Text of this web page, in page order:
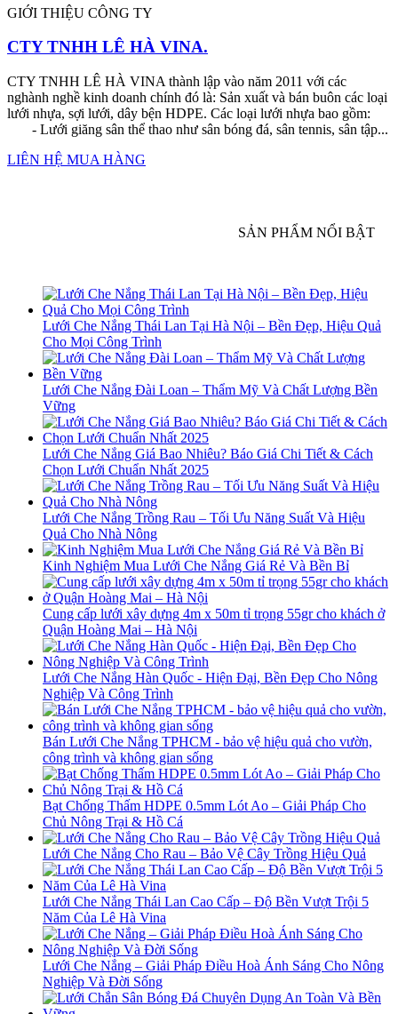
GIỚI THIỆU CÔNG TY
CTY TNHH LÊ HÀ VINA.
CTY TNHH LÊ HÀ VINA thành lập vào năm 2011 với các
nghành nghề kinh doanh chính đó là: Sản xuất và bán buôn các loại
lưới nhựa, sợi lưới, dây bện HDPE. Các loại lưới nhựa bao gồm:
- Lưới giăng sân thể thao như sân bóng đá, sân tennis, sân tập...
LIÊN HỆ MUA HÀNG
SẢN PHẨM NỔI BẬT
Lưới Che Nắng Thái Lan Tại Hà Nội – Bền Đẹp, Hiệu Quả
Cho Mọi Công Trình
Lưới Che Nắng Đài Loan – Thẩm Mỹ Và Chất Lượng Bền
Vững
Lưới Che Nắng Giá Bao Nhiêu? Báo Giá Chi Tiết & Cách
Chọn Lưới Chuẩn Nhất 2025
Lưới Che Nắng Trồng Rau – Tối Ưu Năng Suất Và Hiệu
Quả Cho Nhà Nông
Kinh Nghiệm Mua Lưới Che Nắng Giá Rẻ Và Bền Bỉ
Cung cấp lưới xây dựng 4m x 50m tỉ trọng 55gr cho khách ở
Quận Hoàng Mai – Hà Nội
Lưới Che Nắng Hàn Quốc - Hiện Đại, Bền Đẹp Cho Nông
Nghiệp Và Công Trình
Bán Lưới Che Nắng TPHCM - bảo vệ hiệu quả cho vườn,
công trình và không gian sống
Bạt Chống Thấm HDPE 0.5mm Lót Ao – Giải Pháp Cho
Chủ Nông Trại & Hồ Cá
Lưới Che Nắng Cho Rau – Bảo Vệ Cây Trồng Hiệu Quả
Lưới Che Nắng Thái Lan Cao Cấp – Độ Bền Vượt Trội 5
Năm Của Lê Hà Vina
Lưới Che Nắng – Giải Pháp Điều Hoà Ánh Sáng Cho Nông
Nghiệp Và Đời Sống